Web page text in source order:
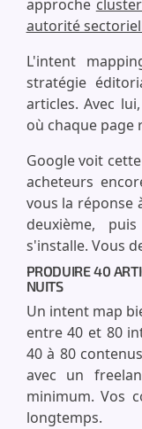
approche
autorité
L'intent
stratégie
articles. Avec
où chaque page
Google voit
acheteurs
vous la réponse
deuxième,
s'installe. Vous
PRODUIRE 40
NUITS
Un intent map
entre 40 et 80
40 à 80
avec un
minimum. Vos
longtemps.